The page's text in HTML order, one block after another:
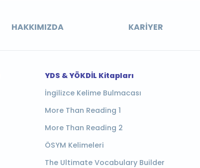
HAKKIMIZDA KARIYER
YDS & YÖKDİL Kitapları
İngilizce Kelime Bulmacası
More Than Reading 1
More Than Reading 2
ÖSYM Kelimeleri
The Ultimate Vocabulary Builder